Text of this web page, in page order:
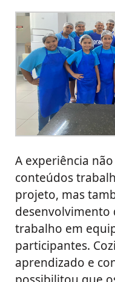
A experiência
conteúdos
projeto, mas
desenvolvimento
trabalho em
participantes.
aprendizado e